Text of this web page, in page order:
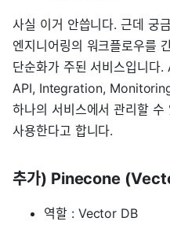
사실 이거 안씁니다. 근데 궁
엔지니어링의 워크플로우를
단순화가 주된 서비스입니
API, Integration,
하나의 서비스에서 관리할
사용한다고 합니다.
추가) Pinecone
역할 : Vector DB